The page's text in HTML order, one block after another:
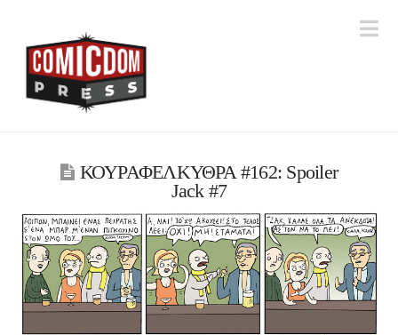
ΚΟΥΡΑΦΕΛΚΥΘΡΑ #162: Spoiler
Jack #7